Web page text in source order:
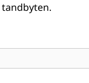
tandbyten.